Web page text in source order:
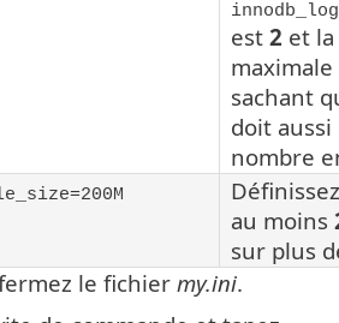
est 2 et
sachant
doit
nombre
au moins
sur plus
le fichier my.ini.